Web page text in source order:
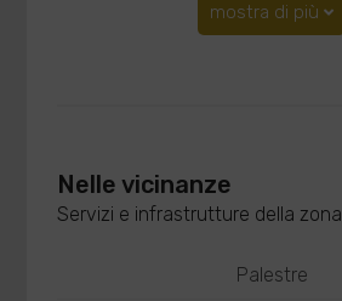
mostra di più
Nelle vicinanze
Servizi e infrastrutture della zona
Palestre